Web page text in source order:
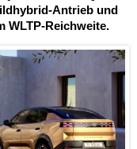
Antrieb und
WLTP-Reichweite.